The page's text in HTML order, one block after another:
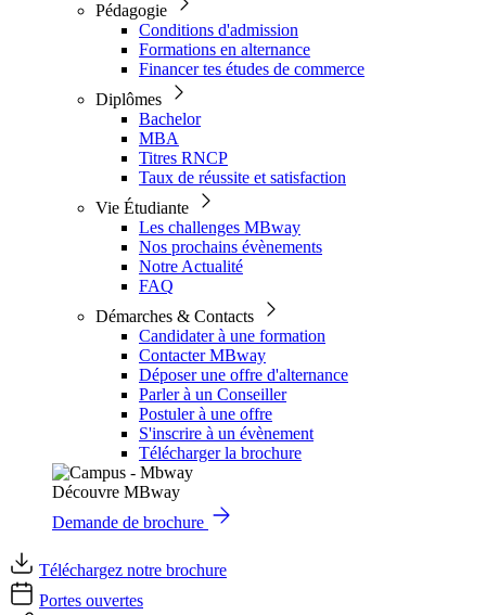
Pédagogie
Conditions d'admission
Formations en alternance
Financer tes études de commerce
Diplômes
Bachelor
MBA
Titres RNCP
Taux de réussite et satisfaction
Vie Étudiante
Les challenges MBway
Nos prochains évènements
Notre Actualité
FAQ
Démarches & Contacts
Candidater à une formation
Contacter MBway
Déposer une offre d'alternance
Parler à un Conseiller
Postuler à une offre
S'inscrire à un évènement
Télécharger la brochure
Découvre MBway
Demande de brochure
Téléchargez notre brochure
Portes ouvertes